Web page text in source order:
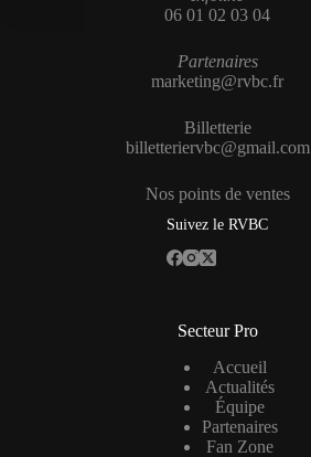
06 01 02 03 04
Partenaires
marketing@rvbc.fr
Billetterie
billetteriervbc@gmail.com
Nos points de ventes
Suivez le RVBC
Secteur Pro
Accueil
Actualités
Équipe
Partenaires
Fan Zone